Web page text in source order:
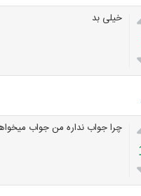
خیلی بد
چرا جواب نداره من جواب